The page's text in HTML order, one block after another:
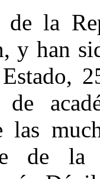
de la
y han
las
de la